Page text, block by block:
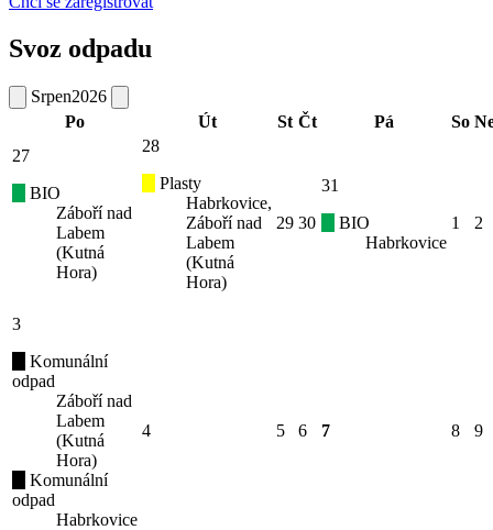
Svoz odpadu
Srpen2026
Po
Út St Čt Pá So
27
BIO
Záboří nad
Labem
(Kutná
Hora)
28
Plasty
Habrkovice,
Záboří nad
Labem
(Kutná
Hora)
29 30
31
BIO
Habrkovice
1 2
3
Komunální
odpad
Záboří nad
Labem
(Kutná
Hora)
Komunální
odpad
Habrkovice
4 5 6 7 8 9